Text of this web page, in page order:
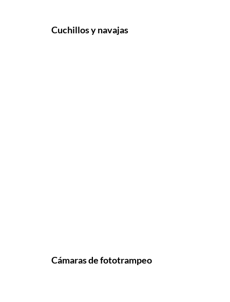
Cuchillos y navajas
Cámaras de fototrampeo